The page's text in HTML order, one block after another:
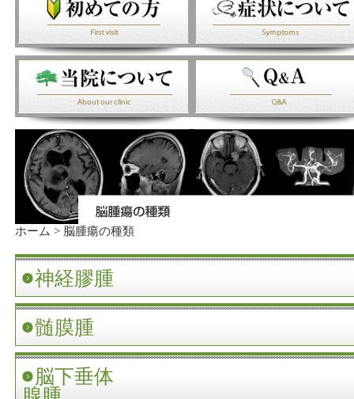
ホーム > 脳腫瘍の種類
神経膠腫
髄膜腫
脳下垂体